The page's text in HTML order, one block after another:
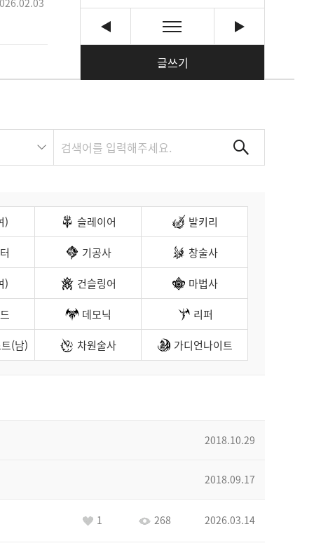
글쓰기
) 슬레이어
발키리
기공사
창술사
)
건슬링어
마법사
데모닉
리퍼
(남)
차원술사 가디언나이트
2018.10.29
2018.09.17
1 268 2026.03.14